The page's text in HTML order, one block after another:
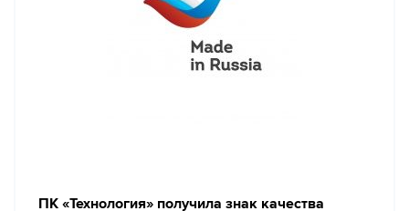
ПК «Технология» получила знак качества